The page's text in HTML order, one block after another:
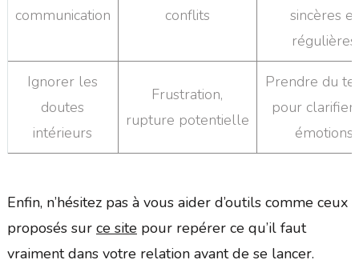
communication
conflits
sincères et
régulières
Ignorer les
doutes
intérieurs
Frustration,
rupture potentielle
Prendre du
pour clarifier
émotions
Enfin, n’hésitez pas à vous aider d’outils comme ceux
proposés sur ce site pour repérer ce qu’il faut
vraiment dans votre relation avant de se lancer.